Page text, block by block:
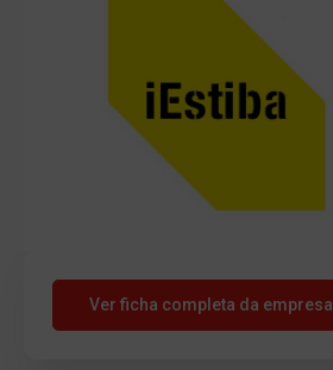
Ver ficha completa da empresa